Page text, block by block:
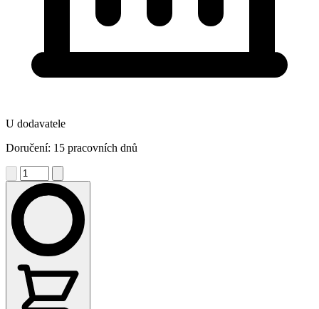
U dodavatele
Doručení: 15 pracovních dnů